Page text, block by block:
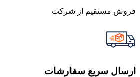
فروش مستقیم از شرکت
ارسال سریع سفارشات